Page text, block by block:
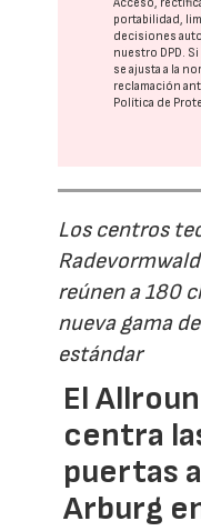
Acceso,
portabilidad,
decisiones
nuestro DPD.
se ajusta a la
reclamación
Política de
Los centros
reúnen a 180
nueva gama
estándar
El
centra
puertas
Arburg